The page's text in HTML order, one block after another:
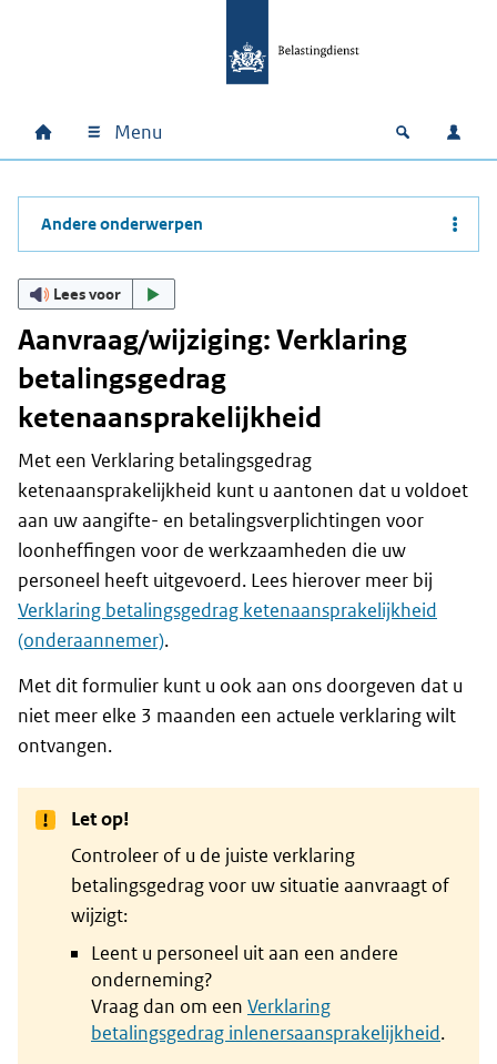
Hoofdnavigatie
Home Menu Open
Andere onderwerpen
Lees voor
Aanvraag/wijziging: Verklaring
betalingsgedrag
ketenaansprakelijkheid
Met een Verklaring betalingsgedrag
ketenaansprakelijkheid kunt u aantonen dat u voldoet
aan uw aangifte- en betalingsverplichtingen voor
loonheffingen voor de werkzaamheden die uw
personeel heeft uitgevoerd. Lees hierover meer bij
Verklaring betalingsgedrag ketenaansprakelijkheid
(onderaannemer).
Met dit formulier kunt u ook aan ons doorgeven dat u
niet meer elke 3 maanden een actuele verklaring wilt
ontvangen.
Let op!
Controleer of u de juiste verklaring
betalingsgedrag voor uw situatie aanvraagt of
wijzigt:
Leent u personeel uit aan een andere
onderneming?
Vraag dan om een Verklaring
betalingsgedrag inlenersaansprakelijkheid.